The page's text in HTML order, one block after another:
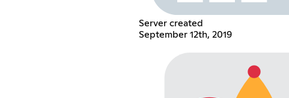
Server created
September 12th, 2019